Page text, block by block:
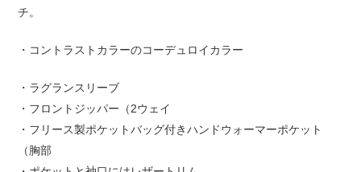
チ。
・コントラストカラーのコーデュロイカラー
・ラグランスリーブ
・フロントジッパー（2ウェイ
・フリース製ポケットバッグ付きハンドウォーマーポケット
（胸部